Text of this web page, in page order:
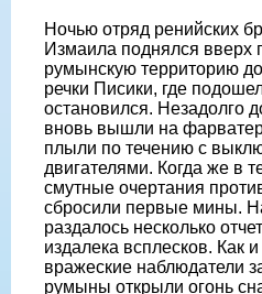
Ночью отряд ренийских
Измаила поднялся вверх
румынскую территорию
речки Писики, где
остановился. Незадолго
вновь вышли на
плыли по течению с
двигателями. Когда же в
смутные очертания
сбросили первые мины.
раздалось несколько
издалека всплесков. Как
вражеские наблюдатели
румыны открыли огонь